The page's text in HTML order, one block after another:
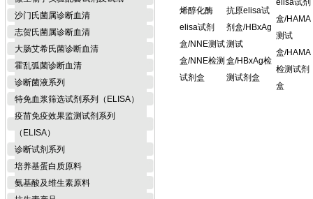
沙门氏菌属诊断血清
志贺氏菌属诊断血清
大肠艾希氏菌诊断血清
霍乱弧菌诊断血清
诊断菌液系列
特免血浆筛选试剂系列（ELISA）
疫苗免疫效果监测试剂系列
（ELISA）
诊断试剂系列
培养基蛋白质原料
氨基酸及维生素原料
烯醇化酶
elisa试剂
盒/NNE测试
盒/NNE检测
试剂盒
抗原elisa试
剂盒/HBxAg
测试
盒/HBxAg检
测试剂盒
elisa试剂
盒/HAMA
测试
盒/HAMA
检测试剂
盒